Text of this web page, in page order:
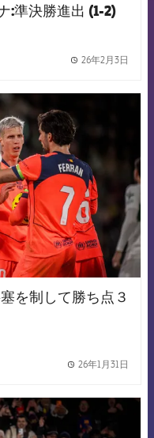
:準決勝進出 (1-2)
26年2月3日
Barcelona badge
を制して勝ち点３
26年1月31日
badge